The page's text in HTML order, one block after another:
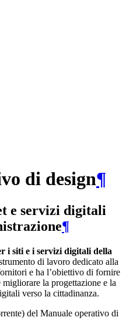
di design¶
e servizi digitali
¶
i siti e i servizi digitali della
di lavoro dedicato alla
e ha l’obiettivo di fornire
la progettazione e la
verso la cittadinanza.
del Manuale operativo di